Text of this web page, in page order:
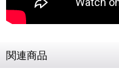
関連商品